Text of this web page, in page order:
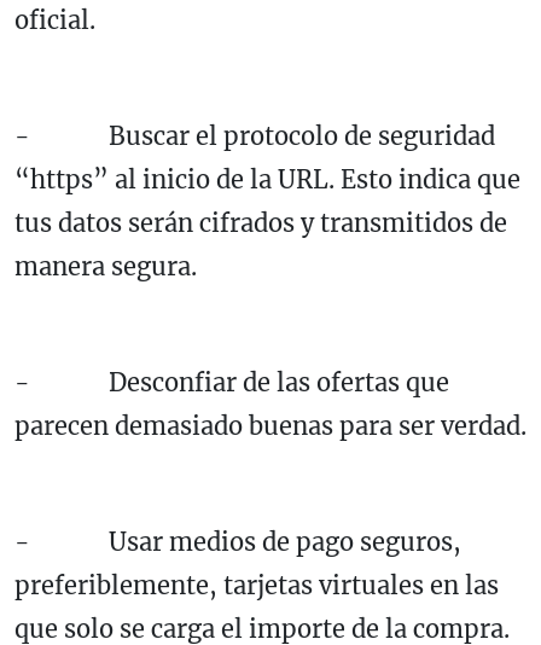
oficial.
- Buscar el protocolo de seguridad
“https” al inicio de la URL. Esto indica que
tus datos serán cifrados y transmitidos de
manera segura.
- Desconfiar de las ofertas que
parecen demasiado buenas para ser verdad.
- Usar medios de pago seguros,
preferiblemente, tarjetas virtuales en las
que solo se carga el importe de la compra.